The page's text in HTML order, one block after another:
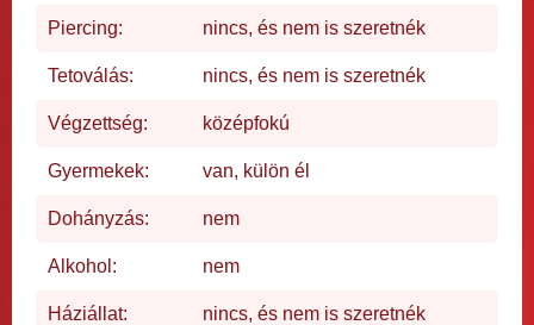
Piercing: nincs, és nem is szeretnék
Tetoválás: nincs, és nem is szeretnék
Végzettség: középfokú
Gyermekek: van, külön él
Dohányzás: nem
Alkohol: nem
Háziállat: nincs, és nem is szeretnék